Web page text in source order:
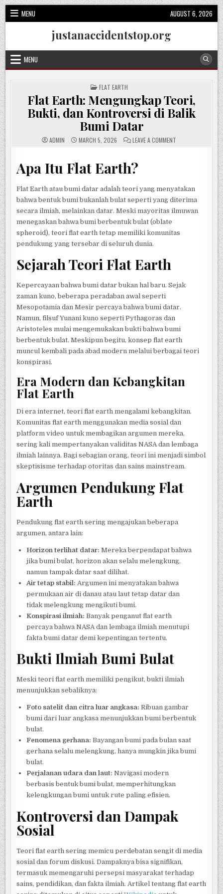
Skip
to
content
MENU AUGUST 6, 2026
justanaccidentstop.org
MENU
POSTED
IN
FLAT EARTH
Flat Earth: Mengungkap Teori,
Bukti, dan Kontroversi di Balik
Bumi Datar
ADMIN MARCH 5, 2026 LEAVE A COMMENT
DI
BALIK
BUMI
Apa Itu Flat Earth?
Flat Earth atau bumi datar adalah teori yang menyatakan
bahwa bentuk bumi bukanlah bulat seperti yang diterima
secara ilmiah, melainkan datar. Meski mayoritas ilmuwan
menegaskan bahwa bumi berbentuk bulat (oblate
spheroid), teori flat earth tetap memiliki komunitas
pendukung yang tersebar di seluruh dunia.
Sejarah Teori Flat Earth
Kepercayaan bahwa bumi datar bukan hal baru. Sejak
zaman kuno, beberapa peradaban awal seperti
Mesopotamia dan Mesir percaya bahwa bumi datar.
Namun, filsuf Yunani kuno seperti Pythagoras dan
Aristoteles mulai mengemukakan bukti bahwa bumi
berbentuk bulat. Meskipun begitu, konsep flat earth
muncul kembali pada abad modern melalui berbagai teori
konspirasi.
Era Modern dan Kebangkitan
Flat Earth
Di era internet, teori flat earth mengalami kebangkitan.
Komunitas flat earth menggunakan media sosial dan
platform video untuk membagikan argumen mereka,
sering kali mempertanyakan validitas NASA dan lembaga
ilmiah lainnya. Bagi sebagian orang, teori ini menjadi simbol
skeptisisme terhadap otoritas dan sains mainstream.
Argumen Pendukung Flat
Earth
Pendukung flat earth sering mengajukan beberapa
argumen, antara lain:
Horizon terlihat datar: Mereka berpendapat bahwa
jika bumi bulat, horizon akan selalu melengkung,
namun tampak datar saat dilihat.
Air tetap stabil: Argumen ini menyatakan bahwa
permukaan air di danau atau laut tetap datar dan
tidak melengkung mengikuti bumi.
Konspirasi ilmiah: Banyak penganut flat earth
percaya bahwa NASA dan lembaga ilmiah menutupi
fakta bumi datar demi kepentingan tertentu.
Bukti Ilmiah Bumi Bulat
Meski teori flat earth memiliki pengikut, bukti ilmiah
menunjukkan sebaliknya:
Foto satelit dan citra luar angkasa: Ribuan gambar
bumi dari luar angkasa menunjukkan bumi berbentuk
bulat.
Fenomena gerhana: Bayangan bumi pada bulan saat
gerhana selalu melengkung, hanya mungkin jika bumi
bulat.
Perjalanan udara dan laut: Navigasi modern
berbasis bentuk bumi bulat, memperhitungkan
kelengkungan bumi untuk rute paling efisien.
Kontroversi dan Dampak
Sosial
Teori flat earth sering memicu perdebatan sengit di media
sosial dan forum diskusi. Dampaknya bisa signifikan,
termasuk memengaruhi persepsi masyarakat terhadap
sains, pendidikan, dan fakta ilmiah. Artikel tentang flat earth